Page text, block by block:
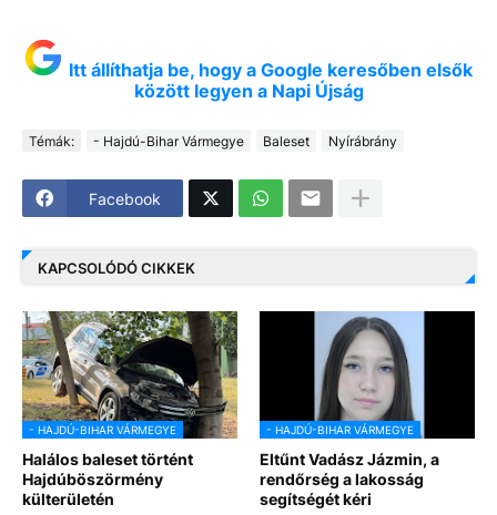
Itt állíthatja be, hogy a Google keresőben elsők
között legyen a Napi Újság
Témák: - Hajdú-Bihar Vármegye Baleset Nyírábrány
Facebook
KAPCSOLÓDÓ CIKKEK
- HAJDÚ-BIHAR VÁRMEGYE
Halálos baleset történt
Hajdúböszörmény
külterületén
- HAJDÚ-BIHAR VÁRMEGYE
Eltűnt Vadász Jázmin, a
rendőrség a lakosság
segítségét kéri